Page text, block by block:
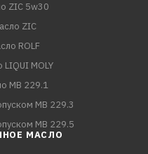
ZIC 5w30
ZIC
ROLF
MOLY
MB 229.1
MB 229.3
MB 229.5
МАСЛО